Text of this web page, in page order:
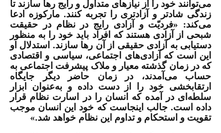
می‌توانند خود را از نیازهای متداول و رایج رها سازند تا
زندگی شادتر و آزادتری را تجربه کنند. مارکوزه ادعا
می‌کند: «فردیّت و آزادی رایج در نظام در حقیقت
شبحی از آزادی هستند که افراد باید خود را به منظور
دستیابی به آزادی حقیقی از آن رها سازند. استدلال او
این است که آزادی‌های اجتماعی، سیاسی و اقتصادی
که در زمان گذشته معیار و ملاک پیشرفت اجتماعی به
حساب می‌آمدند، در زمان حاضر دیگر جایگاه
ارتقابخشی خود را از دست داده و به‌عنوان ابزار
سلطه‌ای در آمده که انسان را در اسارت نظام قرار
داده است. جالب اینجاست که خود این انسان موجب
تقویت و استحکام و تداوم این نظام خواهد شد.»